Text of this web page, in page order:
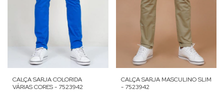
CALÇA SARJA COLORIDA
VÁRIAS CORES - 7523942
CALÇA SARJA MASCULINO SLIM
- 7523942